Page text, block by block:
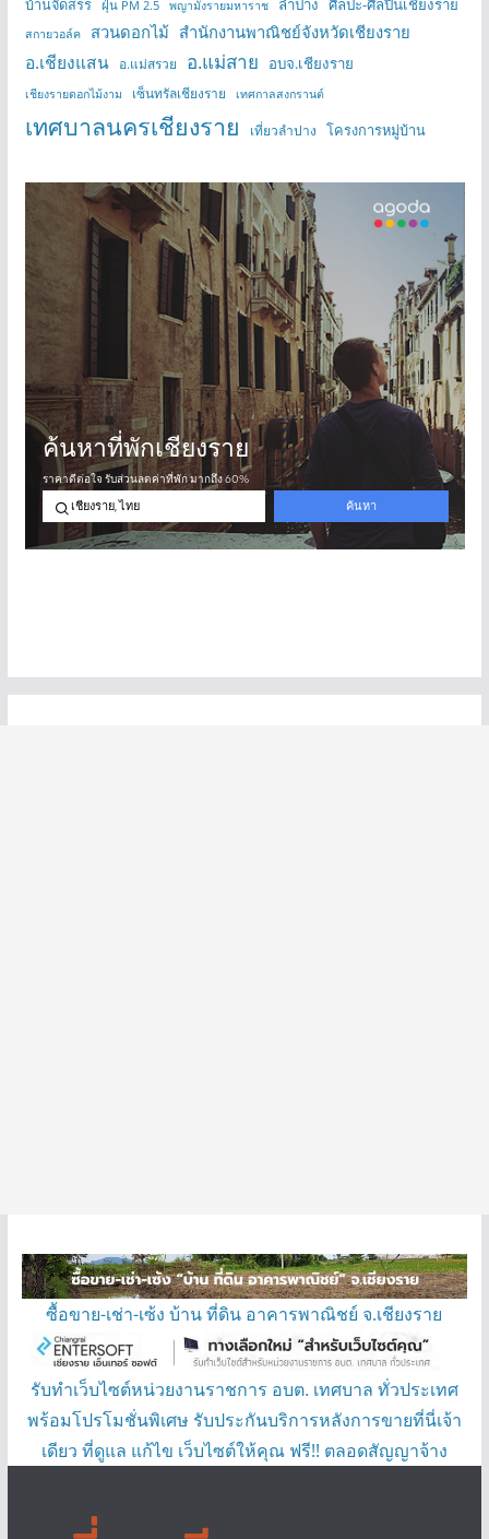
บ้านจัดสรร ฝุ่น PM 2.5 พญามังรายมหาราช ลำปาง ศิลปะ-ศิลปินเชียงราย
สกายวอล์ค สวนดอกไม้ สำนักงานพาณิชย์จังหวัดเชียงราย
อ.เชียงแสน อ.แม่สรวย อ.แม่สาย อบจ.เชียงราย
เชียงรายดอกไม้งาม เซ็นทรัลเชียงราย เทศกาลสงกรานต์
เทศบาลนครเชียงราย เที่ยวลำปาง โครงการหมู่บ้าน
ซื้อขาย-เช่า-เซ้ง บ้าน ที่ดิน อาคารพาณิชย์ จ.เชียงราย
รับทำเว็บไซต์หน่วยงานราชการ อบต. เทศบาล ทั่วประเทศ
พร้อมโปรโมชั่นพิเศษ รับประกันบริการหลังการขายที่นี่เจ้า
เดียว ที่ดูแล แก้ไข เว็บไซต์ให้คุณ ฟรี!! ตลอดสัญญาจ้าง